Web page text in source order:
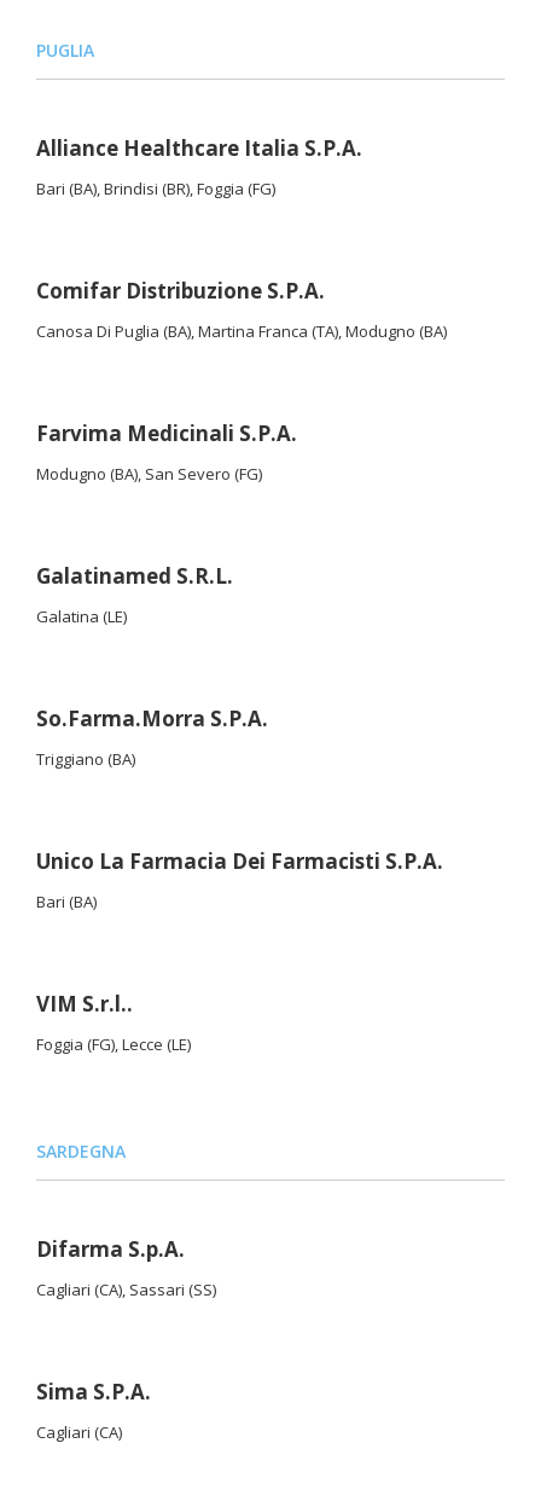
PUGLIA
Alliance Healthcare Italia S.P.A.
Bari (BA), Brindisi (BR), Foggia (FG)
Comifar Distribuzione S.P.A.
Canosa Di Puglia (BA), Martina Franca (TA), Modugno (BA)
Farvima Medicinali S.P.A.
Modugno (BA), San Severo (FG)
Galatinamed S.R.L.
Galatina (LE)
So.Farma.Morra S.P.A.
Triggiano (BA)
Unico La Farmacia Dei Farmacisti S.P.A.
Bari (BA)
VIM S.r.l..
Foggia (FG), Lecce (LE)
SARDEGNA
Difarma S.p.A.
Cagliari (CA), Sassari (SS)
Sima S.P.A.
Cagliari (CA)